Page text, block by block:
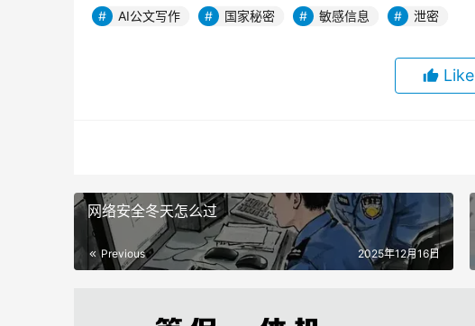
AI公文写作 国家秘密 敏感信息 泄密
Like
网络安全冬天怎么过
Previous 2025年12月16日